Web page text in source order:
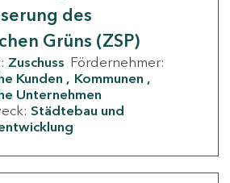
des
Grüns (ZSP)
Zuschuss Fördernehmer:
Kunden
Kommunen
Unternehmen
Städtebau und